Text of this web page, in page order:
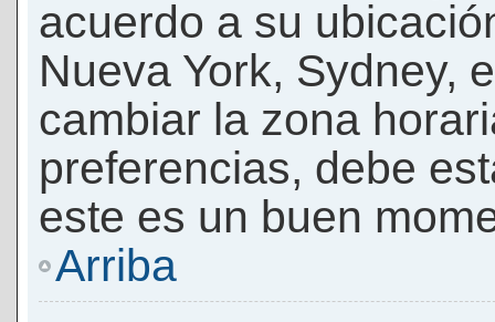
acuerdo a su
Nueva York, Sydney,
cambiar la zona
preferencias, debe
este es un buen
Arriba